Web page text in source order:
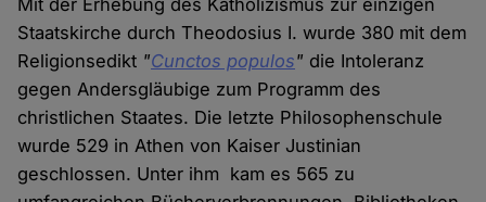
Mit der Erhebung des Katholizismus zur einzigen
Staatskirche durch Theodosius I. wurde 380 mit dem
Religionsedikt "Cunctos populos" die Intoleranz
gegen Andersgläubige zum Programm des
christlichen Staates. Die letzte Philosophenschule
wurde 529 in Athen von Kaiser Justinian
geschlossen. Unter ihm kam es 565 zu